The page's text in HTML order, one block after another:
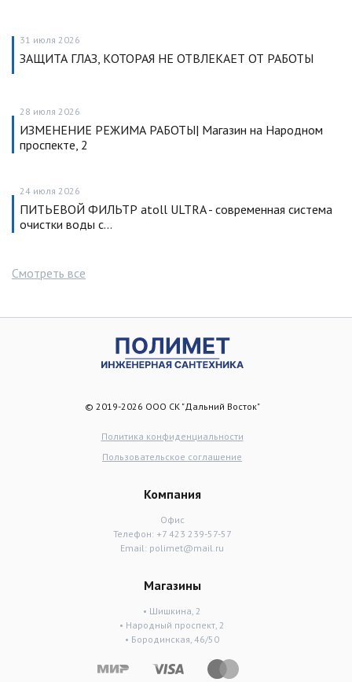
31 июля 2026
ЗАЩИТА ГЛАЗ, КОТОРАЯ НЕ ОТВЛЕКАЕТ ОТ РАБОТЫ
28 июля 2026
ИЗМЕНЕНИЕ РЕЖИМА РАБОТЫ| Магазин на Народном
проспекте, 2
24 июля 2026
ПИТЬЕВОЙ ФИЛЬТР atoll ULTRA - современная система
очистки воды с…
Смотреть все
© 2019-2026 ООО СК "Дальний Восток"
Политика конфиденциальности
Пользовательское соглашение
Компания
Офис
Телефон: +7 423 239-57-57
Email: polimet@mail.ru
Магазины
• Шишкина, 2
• Народный проспект, 2
• Бородинская, 46/50